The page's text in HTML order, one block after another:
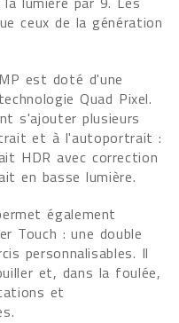
ceux de la génération
est doté d'une
Quad Pixel.
s'ajouter plusieurs
et à l'autoportrait :
HDR avec correction
en basse lumière.
également
Touch : une double
personnalisables. Il
et, dans la foulée,
et